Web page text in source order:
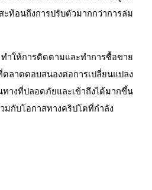
งรายได้แบบพาสซีฟ
ท้อนถึงการปรับตัวมากกว่าการล่ม
ให้การติดตามและทำการซื้อขาย
ลาดตอบสนองต่อการเปลี่ยนแปลง
งที่ปลอดภัยและเข้าถึงได้มากขึ้น
มกับโอกาสทางคริปโตที่กำลัง